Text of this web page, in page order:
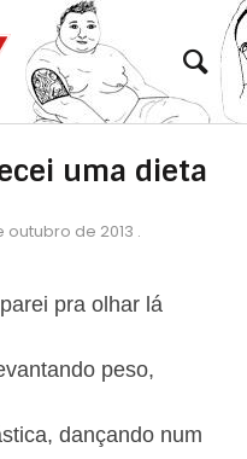
uma dieta
outubro de 2013 .
pra olhar lá
peso,
dançando num